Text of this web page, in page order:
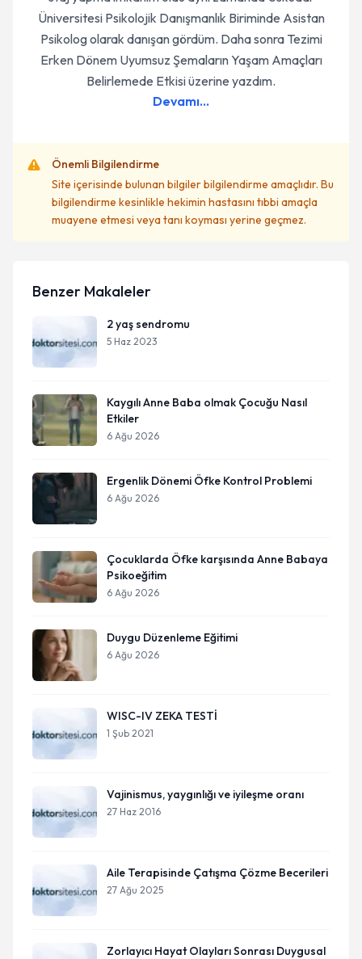
Üniversitesi Psikolojik Danışmanlık Biriminde Asistan
Psikolog olarak danışan gördüm. Daha sonra Tezimi
Erken Dönem Uyumsuz Şemaların Yaşam Amaçları
Belirlemede Etkisi üzerine yazdım.
Devamı...
Önemli Bilgilendirme
Site içerisinde bulunan bilgiler bilgilendirme amaçlıdır. Bu
bilgilendirme kesinlikle hekimin hastasını tıbbi amaçla
muayene etmesi veya tanı koyması yerine geçmez.
Benzer Makaleler
2 yaş sendromu
5 Haz 2023
Kaygılı Anne Baba olmak Çocuğu Nasıl
Etkiler
6 Ağu 2026
Ergenlik Dönemi Öfke Kontrol Problemi
6 Ağu 2026
Çocuklarda Öfke karşısında Anne Babaya
Psikoeğitim
6 Ağu 2026
Duygu Düzenleme Eğitimi
6 Ağu 2026
WISC-IV ZEKA TESTİ
1 Şub 2021
Vajinismus, yaygınlığı ve iyileşme oranı
27 Haz 2016
Aile Terapisinde Çatışma Çözme Becerileri
27 Ağu 2025
Zorlayıcı Hayat Olayları Sonrası Duygusal